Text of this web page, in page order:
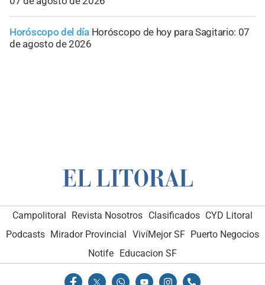
Horóscopo del día Horóscopo de hoy para Sagitario: 07
de agosto de 2026
Campolitoral Revista Nosotros Clasificados CYD Litoral
Podcasts Mirador Provincial VivíMejor SF Puerto Negocios
Notife Educacion SF